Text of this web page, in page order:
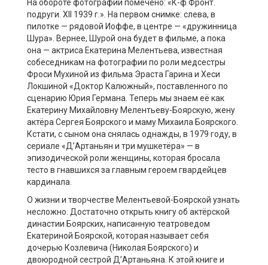
На обороте фотографий помечено: «К-ф Фронт.
подруги. ХII 1939 г.». На первом снимке: слева, в
пилотке — рядовой Иоффе, в центре — «дружинница
Шура». Вернее, Шурой она будет в фильме, а пока
она — актриса Екатерина Мелентьева, известная
собеседникам на фотографии по роли медсестры
Фроси Мухиной из фильма Эраста Гарина и Хеси
Локшиной «Доктор Калюжный», поставленного по
сценарию Юрия Германа. Теперь мы знаем её как
Екатерину Михайловну Мелентьеву-Боярскую, жену
актёра Сергея Боярского и маму Михаила Боярского.
Кстати, с сыном она снялась однажды, в 1979 году, в
сериале «Д’Артаньян и три мушкетёра» — в
эпизодической роли женщины, которая бросала
тесто в гнавшихся за главным героем гвардейцев
кардинала.
О жизни и творчестве Мелентьевой-Боярской узнать
несложно. Достаточно открыть книгу об актёрской
династии Боярских, написанную театроведом
Екатериной Боярской, которая называет себя
дочерью Козлевича (Николая Боярского) и
двоюродной сестрой Д’Артаньяна. К этой книге и